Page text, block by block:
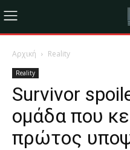
Αρχική Reality
Reality
Survivor
ομάδα που
πρώτος